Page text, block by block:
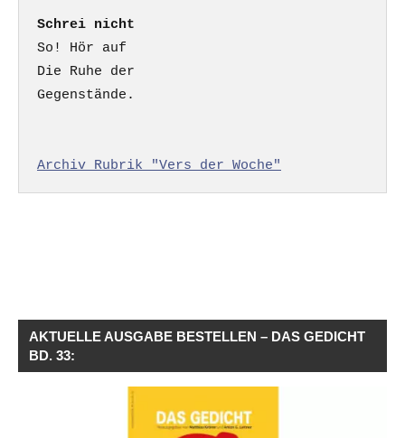
Schrei nicht
So! Hör auf
Die Ruhe der
Gegenstände.
Archiv Rubrik "Vers der Woche"
AKTUELLE AUSGABE BESTELLEN – DAS GEDICHT
BD. 33: